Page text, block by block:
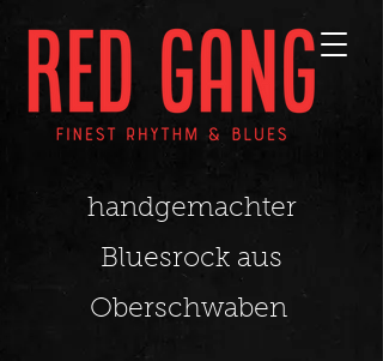
handgemachter
Bluesrock aus
Oberschwaben